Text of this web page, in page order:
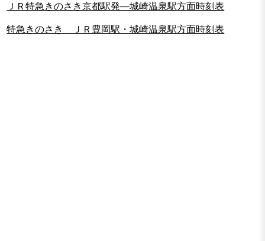
ＪＲ特急きのさき京都駅発―城崎温泉駅方面時刻表
特急きのさき ＪＲ豊岡駅・城崎温泉駅方面時刻表